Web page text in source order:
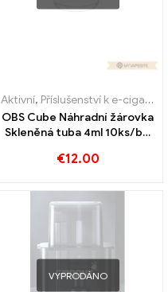
Aktivní, Příslušenství k e-cigaretám
OBS Cube Náhradní žárovka
Skleněná tuba 4ml 10ks/bal
Vlastní
€12.00
VYPRODÁNO